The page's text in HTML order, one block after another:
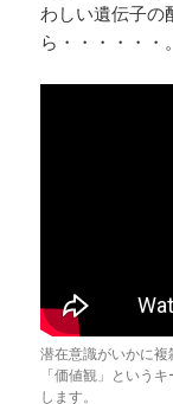
わしい遺伝子の
ら・・・・・・。
潜在意識がいかに複
「価値観」という
します。